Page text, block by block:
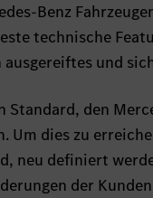
Benz
technische
und
den
Um dies zu
neu definiert
der